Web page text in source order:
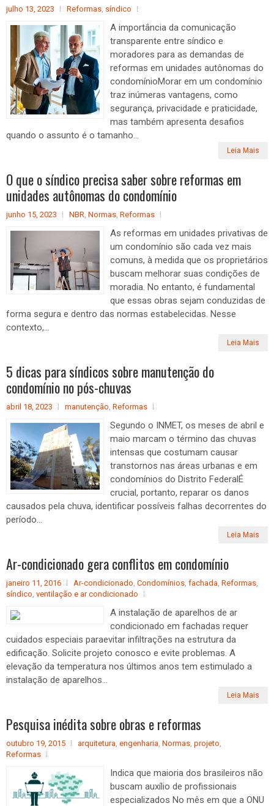
julho 13, 2023 Reformas síndico
A importância da comunicação
transparente entre síndico e
moradores para as demandas de
reformas em unidades autônomas do
condomínioMorar em um condomínio
traz inúmeras vantagens, como
segurança, privacidade e praticidade,
mas também apresenta desafios
quando o assunto é o tamanho...
Leia Mais
O que o síndico precisa saber sobre reformas em
unidades autônomas do condomínio
junho 15, 2023 NBR Normas Reformas
As reformas em unidades privativas de
um condomínio são cada vez mais
comuns, à medida que os proprietários
buscam melhorar suas condições de
moradia. No entanto, é fundamental
que essas obras sejam conduzidas de
forma segura e dentro das normas estabelecidas. Nesse
contexto,...
Leia Mais
5 dicas para síndicos sobre manutenção do
condomínio no pós-chuvas
abril 18, 2023 manutenção Reformas
Segundo o INMET, os meses de abril e
maio marcam o término das chuvas
intensas que costumam causar
transtornos nas áreas urbanas e em
condomínios do Distrito FederalÉ
crucial, portanto, reparar os danos
causados pela chuva, identificar possíveis falhas decorrentes do
período...
Leia Mais
Ar-condicionado gera conflitos em condomínio
janeiro 11, 2016 Ar-condicionado Condomínios fachada Reformas
síndico ventilação e ar condicionado
A instalação de aparelhos de ar
condicionado em fachadas requer
cuidados especiais paraevitar infiltrações na estrutura da
edificação. Solicite projeto conosco e evite problemas. A
elevação da temperatura nos últimos anos tem estimulado a
instalação de aparelhos...
Leia Mais
Pesquisa inédita sobre obras e reformas
outubro 19, 2015 arquitetura engenharia Normas projeto
Reformas
Indica que maioria dos brasileiros não
buscam auxílio de profissionais
especializados No mês em que a ONU